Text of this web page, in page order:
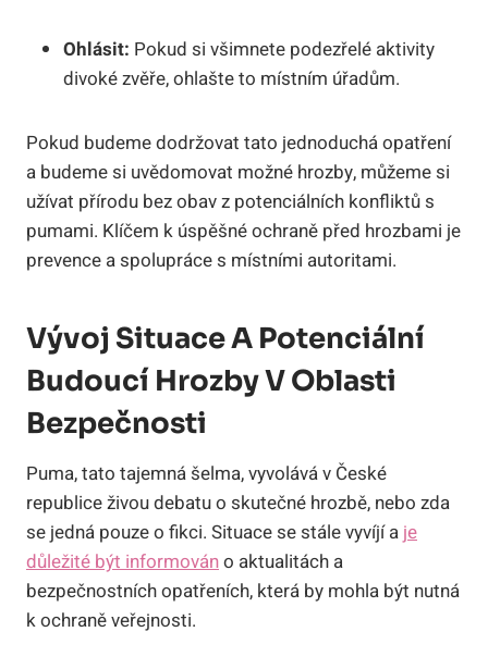
Ohlásit: Pokud si všimnete podezřelé aktivity
divoké zvěře, ohlašte to místním úřadům.
Pokud budeme dodržovat tato jednoduchá opatření
a budeme si uvědomovat možné hrozby, můžeme si
užívat přírodu bez obav z potenciálních konfliktů s
pumami. Klíčem k úspěšné ochraně před hrozbami je
prevence a spolupráce s místními autoritami.
Vývoj Situace A Potenciální
Budoucí Hrozby V Oblasti
Bezpečnosti
Puma, tato tajemná šelma, vyvolává v České
republice živou debatu o skutečné hrozbě, nebo zda
se jedná pouze o fikci. Situace se stále vyvíjí a je
důležité být informováno aktualitách a
bezpečnostních opatřeních, která by mohla být nutná
k ochraně veřejnosti.